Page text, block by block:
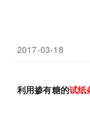
2017-03-18
利用掺有糖的试纸